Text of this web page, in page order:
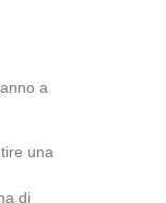
a
una
di